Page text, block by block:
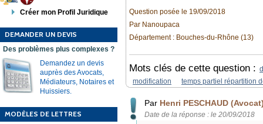
Créer mon Profil Juridique
DEMANDER UN DEVIS
Des problèmes plus complexes ?
Demandez un devis
auprès des Avocats,
Médiateurs, Notaires et
Huissiers.
MODÈLES DE LETTRES
Question posée le 19/09/2018
Par Nanoupaca
Département : Bouches-du-Rhône (13)
Mots clés de cette question :
modification
temps partiel répartition
Par Henri PESCHAUD
Date de la réponse : le 20/09/2018